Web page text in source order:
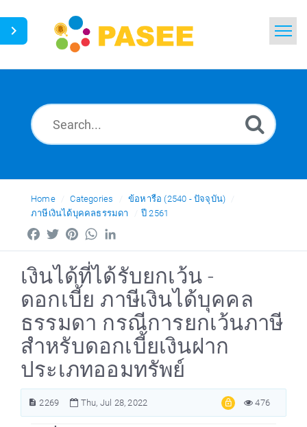
News
Ask a Question
Home Categories
ข้อหารือ (2540 - ปัจจุบัน)
ภาษีเงินได้บุคคลธรรมดา
ปี 2561
FacebookTwitterPinterestWhatsApp
เงินได้ที่ได้รับยกเว้น -
ดอกเบี้ย ภาษีเงินได้บุคคล
ธรรมดา กรณีการยกเว้นภาษี
สำหรับดอกเบี้ยเงินฝาก
ประเภทออมทรัพย์
2269 Thu, Jul 28, 2022 476